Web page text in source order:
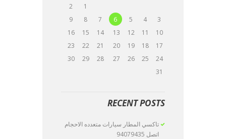
1
2
3
4
5
6
7
8
9
10
11
12
13
14
15
16
17
18
19
20
21
22
23
24
25
26
27
28
29
30
31
RECENT POSTS
تاكسي المطار سيارات متعدده الاحجام
اتصل 94079435